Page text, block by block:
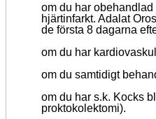
om du har
hjärtinfarkt. Adalat
de första 8 dagarna
om du har
om du samtidigt
om du har s.k. Kocks
proktokolektomi).